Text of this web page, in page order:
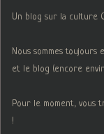
Un blog sur la culture
Nous sommes
et le blog (encore
Pour le moment, vous
!